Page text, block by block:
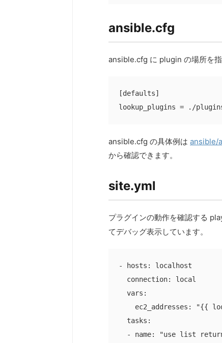
ansible.cfg
ansible.cfg に plugin の場所を指
[defaults]
lookup_plugins = ./
ansible.cfg の具体例は ansible/
から確認できます。
site.yml
プラグインの動作を確認する
てデバッグ表示しています。
- hosts: localhost
  connection: local
  vars:
ec2_addresses: "{{
  tasks:
- name: "use list